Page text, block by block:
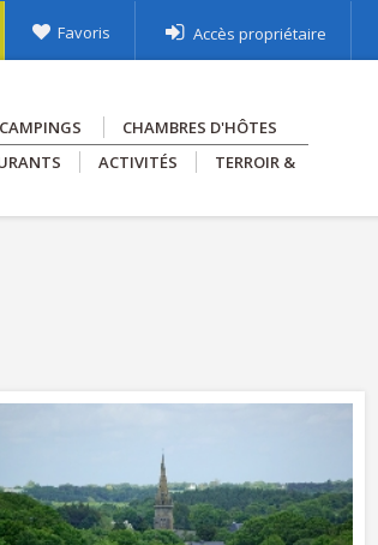
Favoris Accès propriétaire
CAMPINGS
CHAMBRES D'HÔTES
ACTIVITÉS
TERROIR &